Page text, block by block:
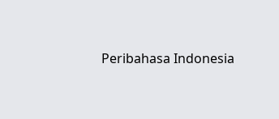
Peribahasa Indonesia